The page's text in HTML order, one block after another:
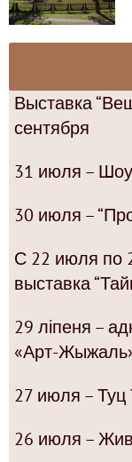
Выставка
сентября
31 июля –
30 июля –
С 22 июля по
выставка
29 ліпеня –
«Арт-
27 июля – Туц
26 июля –